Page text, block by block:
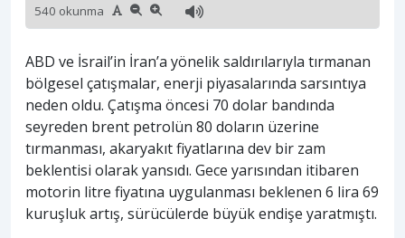
540 okunma
ABD ve İsrail’in İran’a yönelik saldırılarıyla tırmanan
bölgesel çatışmalar, enerji piyasalarında sarsıntıya
neden oldu. Çatışma öncesi 70 dolar bandında
seyreden brent petrolün 80 doların üzerine
tırmanması, akaryakıt fiyatlarına dev bir zam
beklentisi olarak yansıdı. Gece yarısından itibaren
motorin litre fiyatına uygulanması beklenen 6 lira 69
kuruşluk artış, sürücülerde büyük endişe yaratmıştı.